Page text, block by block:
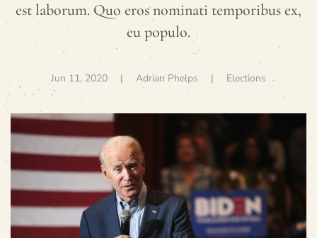
est laborum. Quo eros nominati temporibus ex,
eu populo.
Jun 11, 2020 | Adrian Phelps | Elections